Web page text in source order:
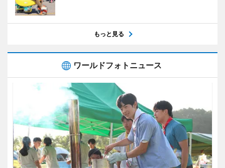
もっと見る
ワールドフォトニュース